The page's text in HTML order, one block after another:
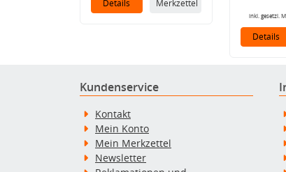
Details Merkzettel
inkl. gesetzl.
Details
Kundenservice
Kontakt
Mein Konto
Mein Merkzettel
Newsletter